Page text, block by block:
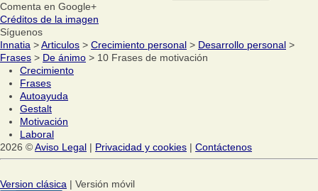
Comenta en Google+
Créditos de la imagen
Síguenos
Innatia >Articulos > Crecimiento personal > Desarrollo personal >
Frases > De ánimo > 10 Frases de motivación
Crecimiento
Frases
Autoayuda
Gestalt
Motivación
Laboral
2026 ©Aviso Legal | Privacidad y cookies | Contáctenos
Version clásica | Versión móvil